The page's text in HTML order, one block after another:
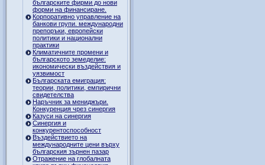
българските фирми до нови
форми на финансиране.
Корпоративно управление на
банкови групи. международни
препоръки, европейски
политики и национални
практики
Климатичните промени и
българското земеделие:
икономически въздействия и
уязвимост
Българската емиграция:
теории, политики, емпирични
свидетелства
Наръчник за мениджъри.
Конкуренция чрез синергия
Казуси на синергия
Синергия и
конкурентоспособност
Въздействието на
международните цени върху
българския зърнен пазар
Отражение на глобалната